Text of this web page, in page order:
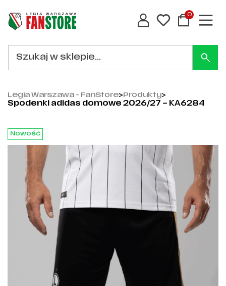
0
Legia Warszawa - FanStore>Produkty>
Spodenki adidas domowe 2026/27 – KA6284
Nowość